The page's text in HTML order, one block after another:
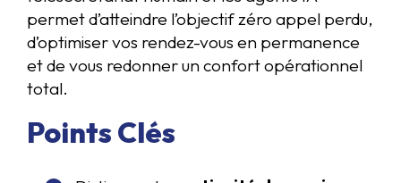
permet d’atteindre l’objectif zéro appel perdu,
d’optimiser vos rendez-vous en permanence
et de vous redonner un confort opérationnel
total.
Points Clés